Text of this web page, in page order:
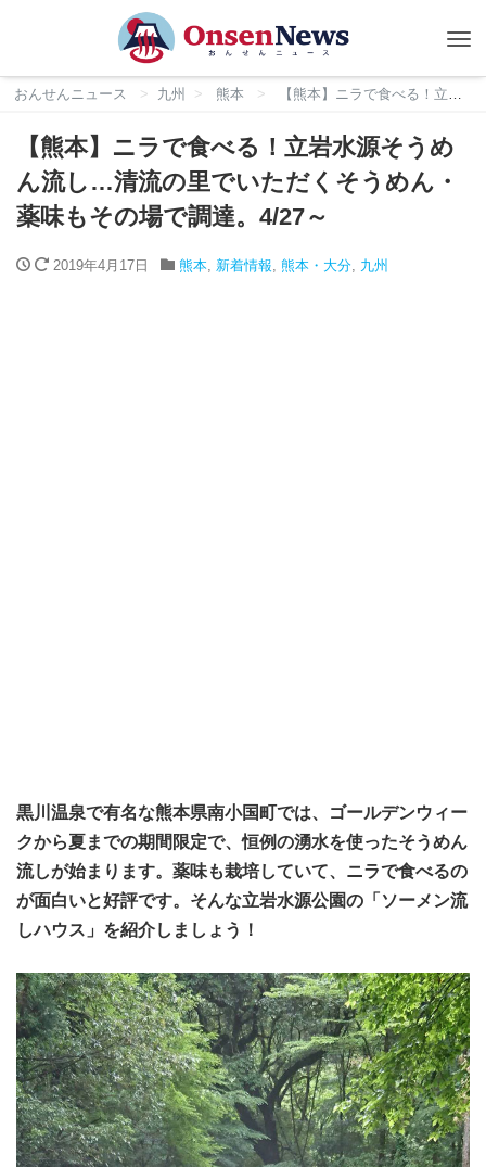
おんせんニュース 九州 熊本 【熊本】ニラで食べる！立岩水源そうめん流し…清流の里でいただくそうめん・薬味もその場で調達。4/27～
【熊本】ニラで食べる！立岩水源そうめ
ん流し…清流の里でいただくそうめん・
薬味もその場で調達。4/27～
2019年4月17日 熊本, 新着情報, 熊本・大分, 九州
黒川温泉で有名な熊本県南小国町では、ゴールデンウィー
クから夏までの期間限定で、恒例の湧水を使ったそうめん
流しが始まります。薬味も栽培していて、ニラで食べるの
が面白いと好評です。そんな立岩水源公園の「ソーメン流
しハウス」を紹介しましょう！